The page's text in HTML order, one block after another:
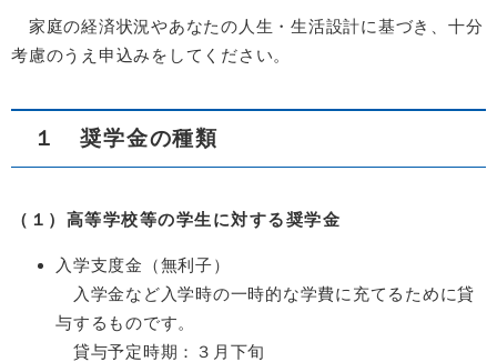
家庭の経済状況やあなたの人生・生活設計に基づき、十分
考慮のうえ申込みをしてください。
１ 奨学金の種類
（１）高等学校等の学生に対する奨学金
入学支度金（無利子）
入学金など入学時の一時的な学費に充てるために貸
与するものです。
貸与予定時期：３月下旬